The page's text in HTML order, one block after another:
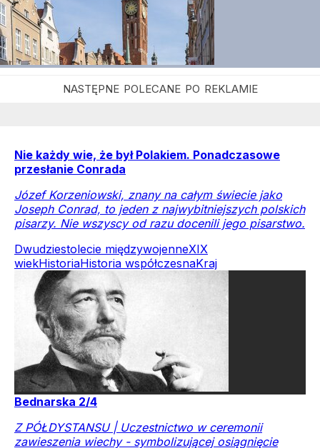
Nie każdy wie, że był Polakiem. Ponadczasowe
przesłanie Conrada
Józef Korzeniowski, znany na całym świecie jako
Joseph Conrad, to jeden z najwybitniejszych polskich
pisarzy. Nie wszyscy od razu docenili jego pisarstwo.
Dwudziestolecie międzywojenneXIX
wiekHistoriaHistoria współczesnaKraj
Bednarska 2/4
Z PÓŁDYSTANSU | Uczestnictwo w ceremonii
zawieszenia wiechy - symbolizującej osiągnięcie